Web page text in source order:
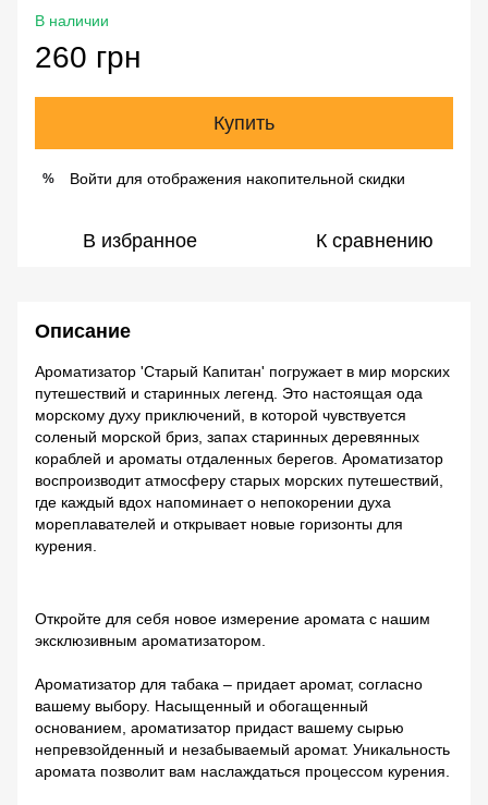
В наличии
260 грн
Купить
% Войти для отображения накопительной скидки
В избранное К сравнению
Описание
Ароматизатор 'Старый Капитан' погружает в мир морских
путешествий и старинных легенд. Это настоящая ода
морскому духу приключений, в которой чувствуется
соленый морской бриз, запах старинных деревянных
кораблей и ароматы отдаленных берегов. Ароматизатор
воспроизводит атмосферу старых морских путешествий,
где каждый вдох напоминает о непокорении духа
мореплавателей и открывает новые горизонты для
курения.
Откройте для себя новое измерение аромата с нашим
эксклюзивным ароматизатором.
Ароматизатор для табака – придает аромат, согласно
вашему выбору. Насыщенный и обогащенный
основанием, ароматизатор придаст вашему сырью
непревзойденный и незабываемый аромат. Уникальность
аромата позволит вам наслаждаться процессом курения.